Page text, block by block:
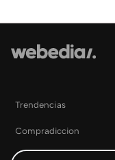
Trendencias
Compradiccion